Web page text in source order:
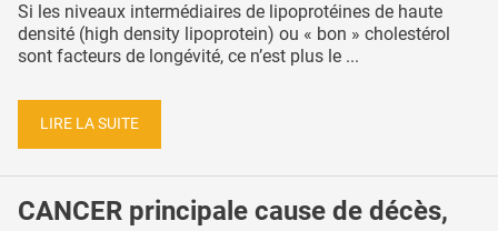
Si les niveaux intermédiaires de lipoprotéines de haute
densité (high density lipoprotein) ou « bon » cholestérol
sont facteurs de longévité, ce n’est plus le ...
LIRE LA SUITE
CANCER principale cause de décès,